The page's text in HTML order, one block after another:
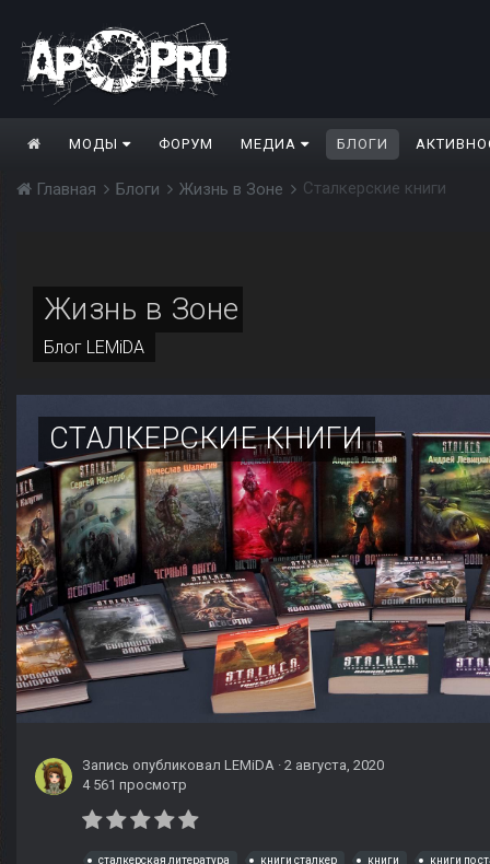
МОДЫ ФОРУМ МЕДИА БЛОГИ
Главная Блоги Жизнь в Зоне Сталкерские книги
Жизнь в Зоне
Блог LEMiDA
СТАЛКЕРСКИЕ КНИГИ
Запись опубликовал LEMiDA · 2 августа, 2020
4 561 просмотр
сталкерская литература книги сталкер книги книги по